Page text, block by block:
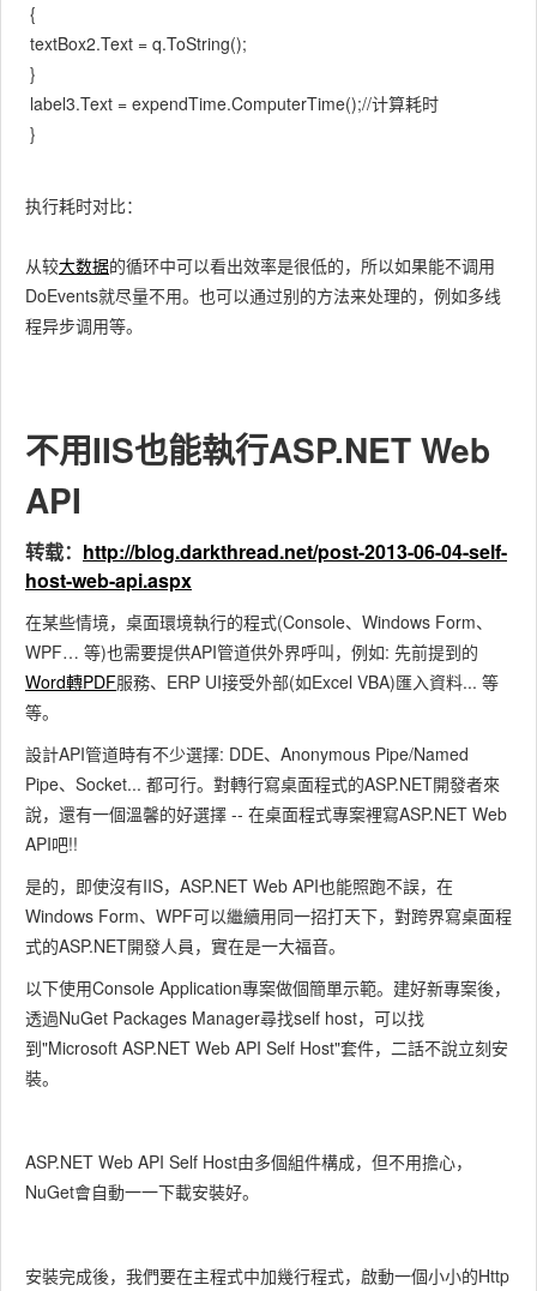
{
textBox2.Text = q.ToString();
}
label3.Text = expendTime.ComputerTime();//计算耗时
}
执行耗时对比：
从较大数据的循环中可以看出效率是很低的，所以如果能不调用
DoEvents就尽量不用。也可以通过别的方法来处理的，例如多线
程异步调用等。
不用IIS也能執行ASP.NET Web
API
转载： http://blog.darkthread.net/post-2013-06-04-self-
host-web-api.aspx
在某些情境，桌面環境執行的程式(Console、Windows Form、
WPF… 等)也需要提供API管道供外界呼叫，例如: 先前提到的
Word轉PDF服務、ERP UI接受外部(如Excel VBA)匯入資料... 等
等。
設計API管道時有不少選擇: DDE、Anonymous Pipe/Named
Pipe、Socket... 都可行。對轉行寫桌面程式的ASP.NET開發者來
說，還有一個溫馨的好選擇 -- 在桌面程式專案裡寫ASP.NET Web
API吧!!
是的，即使沒有IIS，ASP.NET Web API也能照跑不誤，在
Windows Form、WPF可以繼續用同一招打天下，對跨界寫桌面程
式的ASP.NET開發人員，實在是一大福音。
以下使用Console Application專案做個簡單示範。建好新專案後，
透過NuGet Packages Manager尋找self host，可以找
到"Microsoft ASP.NET Web API Self Host"套件，二話不說立刻安
裝。
ASP.NET Web API Self Host由多個組件構成，但不用擔心，
NuGet會自動一一下載安裝好。
安裝完成後，我們要在主程式中加幾行程式，啟動一個小小的Http